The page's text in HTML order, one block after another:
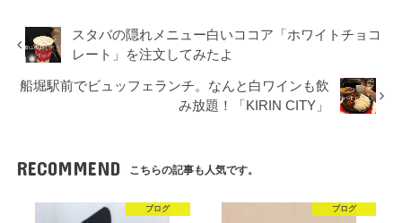
スタバの隠れメニュー白いココア「ホワイトチョコ
レート」を注文してみたよ
船堀駅前でビュッフェランチ。なんと白ワインも飲
み放題！「KIRIN CITY」
RECOMMEND こちらの記事も人気です。
ブログ ブログ